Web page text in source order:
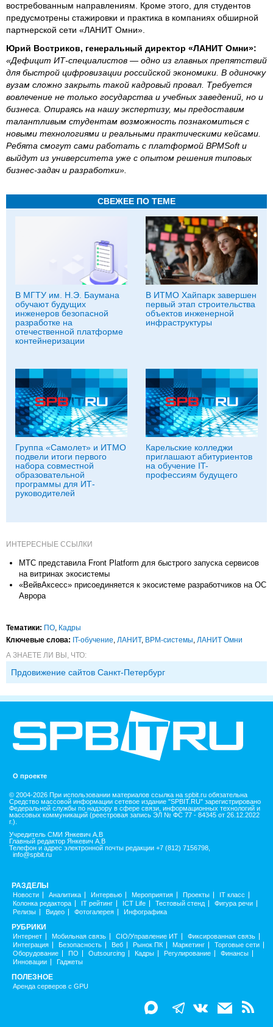
востребованным направлениям. Кроме этого, для студентов
предусмотрены стажировки и практика в компаниях обширной
партнерской сети «ЛАНИТ Омни».
Юрий Востриков, генеральный директор «ЛАНИТ Омни»:
«Дефицит ИТ-специалистов — одно из главных препятствий
для быстрой цифровизации российской экономики. В одиночку
вузам сложно закрыть такой кадровый провал. Требуется
вовлечение не только государства и учебных заведений, но и
бизнеса. Опираясь на нашу экспертизу, мы предоставим
талантливым студентам возможность познакомиться с
новыми технологиями и реальными практическими кейсами.
Ребята смогут сами работать с платформой BPMSoft и
выйдут из университета уже с опытом решения типовых
бизнес-задач и разработки».
СВЕЖЕЕ ПО ТЕМЕ
В МГТУ им. Н.Э. Баумана
обучают будущих
инженеров безопасной
разработке на
отечественной платформе
контейнеризации
В ИТМО Хайпарк завершен
первый этап строительства
объектов инженерной
инфраструктуры
Группа «Самолет» и ИТМО
подвели итоги первого
набора совместной
образовательной
программы для ИТ-
руководителей
Карельские колледжи
приглашают абитуриентов
на обучение IT-
профессиям будущего
ИНТЕРЕСНЫЕ ССЫЛКИ
МТС представила Front Platform для быстрого запуска сервисов
на витринах экосистемы
«ВейвАксесс» присоединяется к экосистеме разработчиков на ОС
Аврора
Тематики: ПО, Кадры
Ключевые слова: IT-обучение, ЛАНИТ, BPM-системы, ЛАНИТ Омни
А ЗНАЕТЕ ЛИ ВЫ, ЧТО:
Прдовижение сайтов Санкт-Петербург
О проекте
© 2004-2026 При использовании материалов ссылка на spbit.ru обязательна
Средство массовой информации сетевое издание "SPBIT.RU" зарегистрировано
Федеральной службы по надзору в сфере связи, информационных технологий и
массовых коммуникаций (реестровая запись ЭЛ № ФС 77 - 84345 от 26.12.2022
г.).
Учредитель СМИ Янкевич А.В
Главный редактор Янкевич А.В
Телефон и адрес электронной почты редакции +7 (812) 7156798,
info@spbit.ru
РАЗДЕЛЫ
Новости Аналитика Интервью Мероприятия Проекты
IT класс
Колонка редактора
IT рейтинг ICT Life Тестовый стенд
Фигура речи
Релизы
Видео Фотогалерея Инфографика
РУБРИКИ
Интернет Мобильная связь CIO/Управление ИТ
Фиксированная связь
Интеграция
Безопасность Веб Рынок ПК Маркетинг
Торговые сети
Оборудование
ПО Outsourcing Кадры Регулирование
Финансы
Инновации
Гаджеты
ПОЛЕЗНОЕ
Аренда серверов с GPU